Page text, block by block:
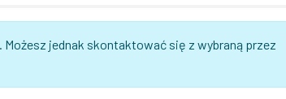
jednak skontaktować się z wybraną przez